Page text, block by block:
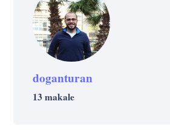
doganturan
13 makale